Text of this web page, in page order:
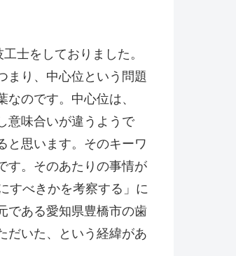
士をしておりました。
まり、中心位という問題
のです。中心位は、
意味合いが違うようで
と思います。そのキーワ
す。そのあたりの事情が
すべきかを考察する」に
である愛知県豊橋市の歯
だいた、という経緯があ